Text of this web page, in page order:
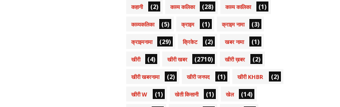
कहानी (2) काव्य कलिका (28) काव्य कालिका (1)
काव्यकलिका (5) क्राइम (1) क्राइम नामा (3)
क्राइमनामा (29) क्रिकेट (2) खबर नामा (1)
खीरी (4) खीरी खबर (2710) खीरी ख़बर (2)
खीरी खबरनामा (2) खीरी जनपद (1) खीरी KHBR (2)
खीरी W (1) खेती किसानी (1) खेल (14)